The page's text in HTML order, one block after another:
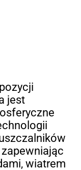
jest
wiatrem